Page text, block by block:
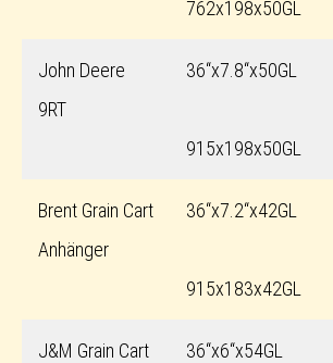
762x198x50GL
John Deere
9RT
36“x7.8“x50GL
915x198x50GL
Brent Grain Cart
Anhänger
36“x7.2“x42GL
915x183x42GL
J&M Grain Cart
36“x6“x54GL